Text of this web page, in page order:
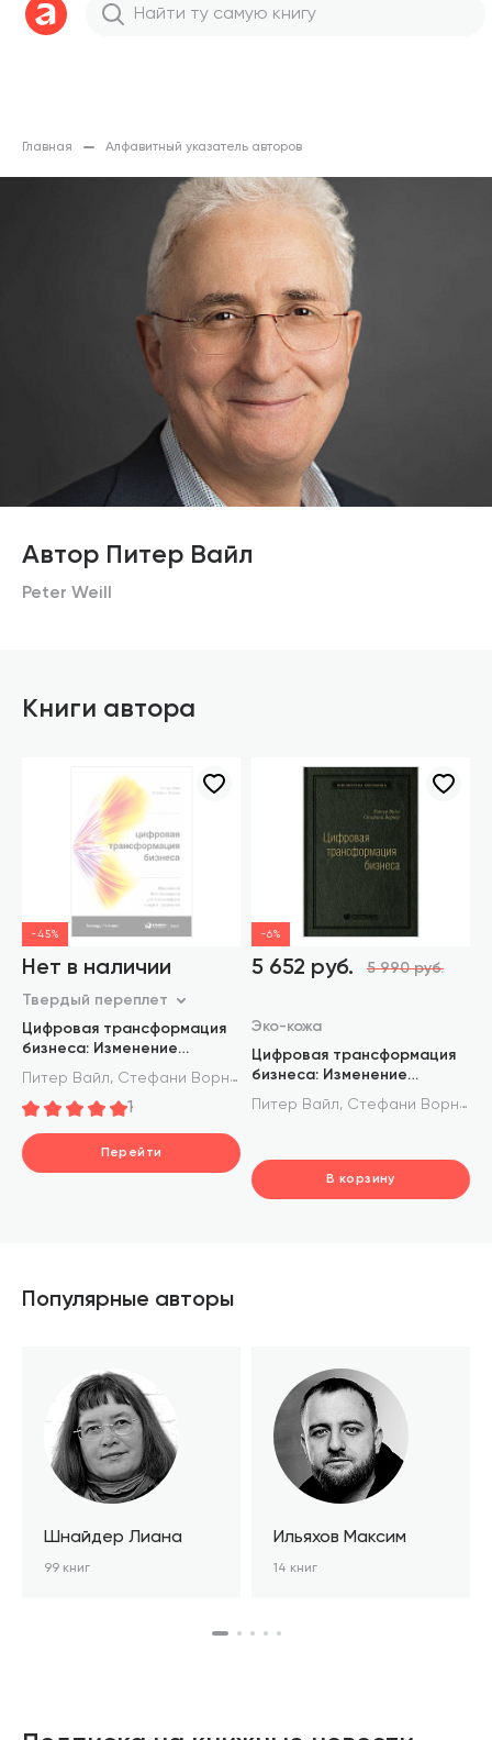
Главная Алфавитный указатель авторов
Автор Питер Вайл
Peter Weill
Книги автора
-45%
Нет в наличии
Твердый переплет
Цифровая трансформация
бизнеса: Изменение
бизнес-модели для
организации нового
поколения
Питер Вайл, Стефани Ворнер
1
Перейти
-6%
5 652 руб. 5 990 руб.
Эко-кожа
Цифровая трансформация
бизнеса: Изменение
бизнес-модели для
организации нового
Питер Вайл, Стефани Ворнер
В корзину
Популярные авторы
Шнайдер Лиана
99 книг
Ильяхов Максим
14 книг